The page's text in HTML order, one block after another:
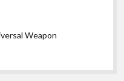
Weapon